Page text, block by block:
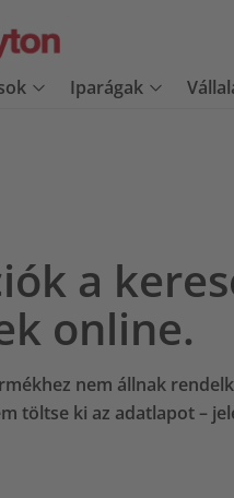
Iparágak
a
online.
nem állnak
töltse ki az adatlapot –